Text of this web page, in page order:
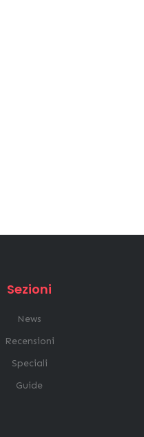
Sezioni
News
Recensioni
Speciali
Guide